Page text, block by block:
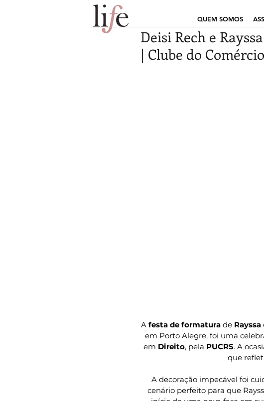
QUEM SOMOS
Deisi Rech e
| Clube do
A festa de formatura de Rayssa
em Porto Alegre, foi uma
em Direito, pela PUCRS. A
que
A decoração impecável foi
cenário perfeito para que